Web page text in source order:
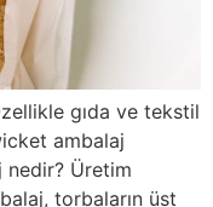
gıda ve tekstil
ambalaj
nedir? Üretim
torbaların üst